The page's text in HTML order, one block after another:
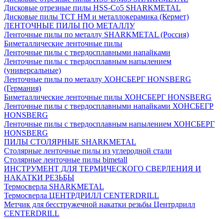
Дисковые отрезные пилы HSS-Co5 SHARKMETAL
Дисковые пилы ТСТ НМ и металлокерамика (Кермет)
ЛЕНТОЧНЫЕ ПИЛЫ ПО МЕТАЛЛУ
Ленточные пилы по металлу SHARKMETAL (Россия)
Биметаллические ленточные пилы
Ленточные пилы с твердосплавными напайками
Ленточные пилы с твердосплавным напылением
(универсальные)
Ленточные пилы по металлу ХОНСБЕРГ HONSBERG
(Германия)
Биметаллические ленточные пилы ХОНСБЕРГ HONSBERG
Ленточные пилы с твердосплавными напайками ХОНСБЕГР
HONSBERG
Ленточные пилы с твердосплавным напылением ХОНСБЕРГ
HONSBERG
ПИЛЫ СТОЛЯРНЫЕ SHARKMETAL
Столярные ленточные пилы из углеродной стали
Столярные ленточные пилы bimetall
ИНСТРУМЕНТ ДЛЯ ТЕРМИЧЕСКОГО СВЕРЛЕНИЯ И
НАКАТКИ РЕЗЬБЫ
Термосверла SHARKMETAL
Термосверла ЦЕНТРДРИЛЛ CENTERDRILL
Метчик для бесстружечной накатки резьбы Центрдрилл
CENTERDRILL